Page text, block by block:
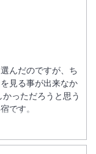
。食事会場も区切
ん永年勤続のお祝
け外人さん向けの
えてほしかった
んだのですが、ち
見る事が出来なか
っただろうと思う
です。